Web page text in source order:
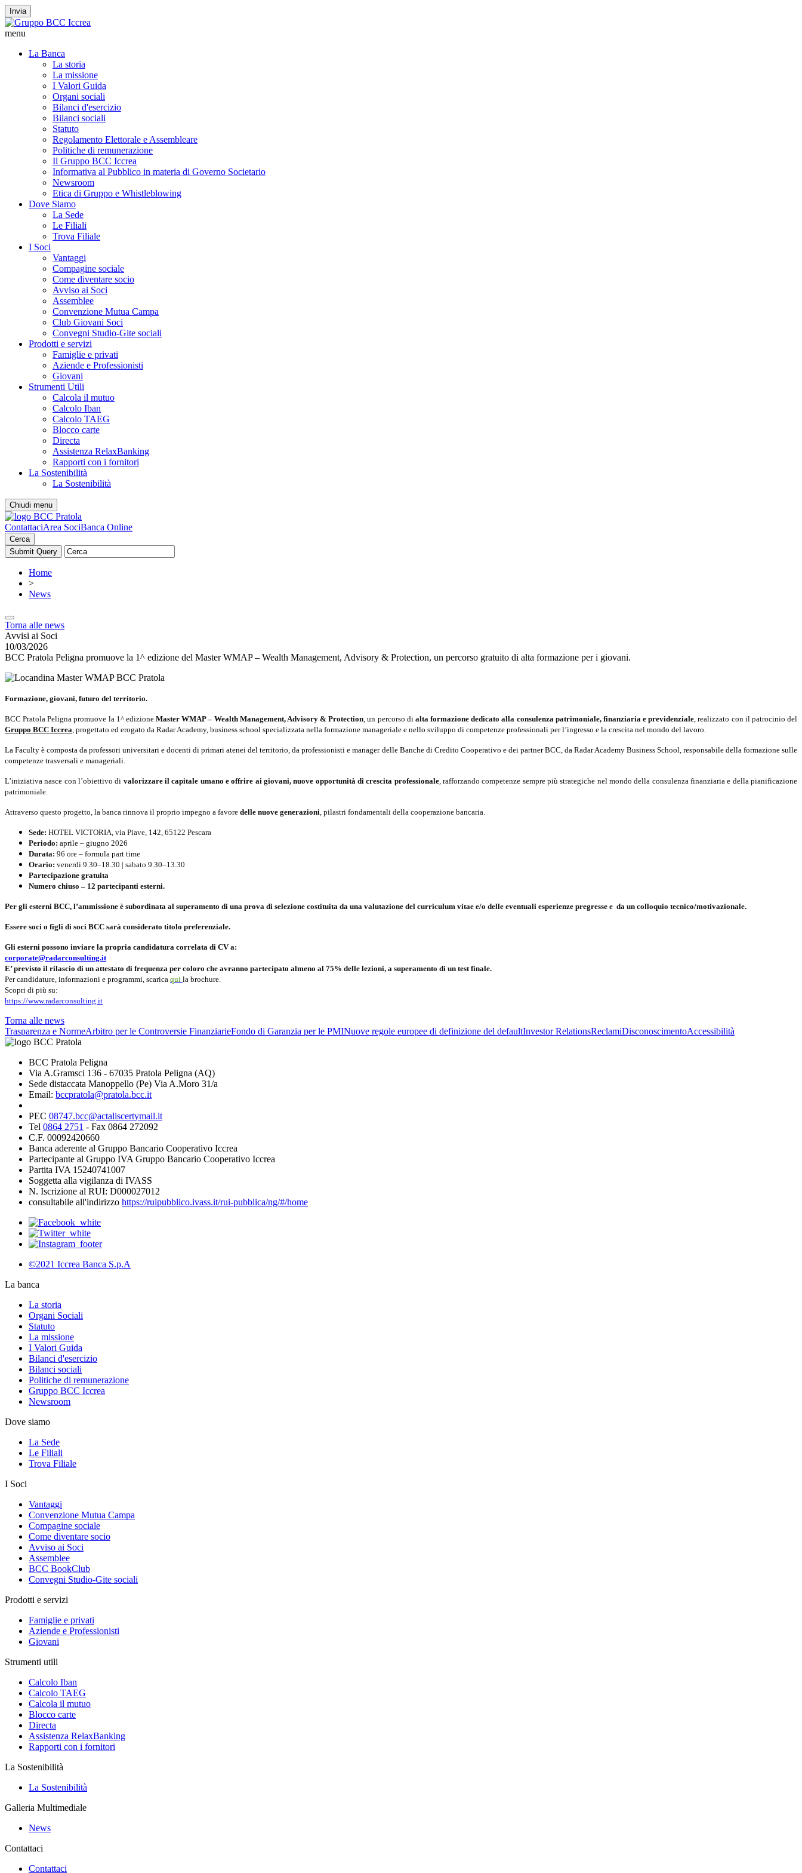
Invia
menu
La Banca
La storia
La missione
I Valori Guida
Organi sociali
Bilanci d'esercizio
Bilanci sociali
Statuto
Regolamento Elettorale e Assembleare
Politiche di remunerazione
Il Gruppo BCC Iccrea
Informativa al Pubblico in materia di Governo Societario
Newsroom
Etica di Gruppo e Whistleblowing
Dove Siamo
La Sede
Le Filiali
Trova Filiale
I Soci
Vantaggi
Compagine sociale
Come diventare socio
Avviso ai Soci
Assemblee
Convenzione Mutua Campa
Club Giovani Soci
Convegni Studio-Gite sociali
Prodotti e servizi
Famiglie e privati
Aziende e Professionisti
Giovani
Strumenti Utili
Calcola il mutuo
Calcolo Iban
Calcolo TAEG
Blocco carte
Directa
Assistenza RelaxBanking
Rapporti con i fornitori
La Sostenibilità
La Sostenibilità
Chiudi menu
ContattaciArea SociBanca Online
Cerca
Home
>
News
Torna alle news
Avvisi ai Soci
10/03/2026
BCC Pratola Peligna promuove la 1^ edizione del Master WMAP – Wealth Management, Advisory & Protection, un percorso gratuito di alta formazione per i giovani.
Formazione, giovani, futuro del territorio.
BCC Pratola Peligna promuove la 1^ edizioneMaster WMAP – Wealth Management, Advisory & Protection, un percorso di alta formazione dedicato alla consulenza patrimoniale, finanziaria e previdenziale, realizzato con il patrocinio del
Gruppo BCC Iccrea, progettato ed erogato da Radar Academy, business school specializzata nella formazione manageriale e nello sviluppo di competenze professionali per l’ingresso e la crescita nel mondo del lavoro.
La Faculty è composta da professori universitari e docenti di primari atenei del territorio, da professionisti e manager delle Banche di Credito Cooperativo e dei partner BCC, da Radar Academy Business School, responsabile della formazione sulle
competenze trasversali e manageriali.
L’iniziativa nasce con l’obiettivo di valorizzare il capitale umano e offrire ai giovani, nuove opportunità di crescita professionale, rafforzando competenze sempre più strategiche nel mondo della consulenza finanziaria e della pianificazione
patrimoniale.
Attraverso questo progetto, la banca rinnova il proprio impegno a favore delle nuove generazioni, pilastri fondamentali della cooperazione bancaria.
Sede: HOTEL VICTORIA, via Piave, 142, 65122 Pescara
Periodo: aprile – giugno 2026
Durata: 96 ore – formula part time
Orario: venerdì 9.30–18.30 | sabato 9.30–13.30
Partecipazione gratuita
Numero chiuso – 12 partecipanti esterni.
Per gli esterni BCC, l’ammissione è subordinata al superamento di una prova di selezione costituita da una valutazione del curriculum vitae e/o delle eventuali esperienze pregresse e da un colloquio tecnico/motivazionale.
Essere soci o figli di soci BCC sarà considerato titolo preferenziale.
Gli esterni possono inviare la propria candidatura correlata di CV a:
corporate@radarconsulting.it
E’ previsto il rilascio di un attestato di frequenza per coloro che avranno partecipato almeno al 75% delle lezioni, a superamento di un test finale.
Per candidature, informazioni e programmi, scarica qui la brochure.
Scopri di più su:
https://www.radarconsulting.it
Torna alle news
Trasparenza e NormeArbitro per le Controversie FinanziarieFondo di Garanzia per le PMINuove regole europee di definizione del defaultInvestor RelationsReclamiDisconoscimentoAccessibilità
BCC Pratola Peligna
Via A.Gramsci 136 - 67035 Pratola Peligna (AQ)
Sede distaccata Manoppello (Pe) Via A.Moro 31/a
Email: bccpratola@pratola.bcc.it
PEC 08747.bcc@actaliscertymail.it
Tel 0864 2751 - Fax 0864 272092
C.F. 00092420660
Banca aderente al Gruppo Bancario Cooperativo Iccrea
Partecipante al Gruppo IVA Gruppo Bancario Cooperativo Iccrea
Partita IVA 15240741007
Soggetta alla vigilanza di IVASS
N. Iscrizione al RUI: D000027012
consultabile all'indirizzo https://ruipubblico.ivass.it/rui-pubblica/ng/#/home
©2021 Iccrea Banca S.p.A
La banca
La storia
Organi Sociali
Statuto
La missione
I Valori Guida
Bilanci d'esercizio
Bilanci sociali
Politiche di remunerazione
Gruppo BCC Iccrea
Newsroom
Dove siamo
La Sede
Le Filiali
Trova Filiale
I Soci
Vantaggi
Convenzione Mutua Campa
Compagine sociale
Come diventare socio
Avviso ai Soci
Assemblee
BCC BookClub
Convegni Studio-Gite sociali
Prodotti e servizi
Famiglie e privati
Aziende e Professionisti
Giovani
Strumenti utili
Calcolo Iban
Calcolo TAEG
Calcola il mutuo
Blocco carte
Directa
Assistenza RelaxBanking
Rapporti con i fornitori
La Sostenibilità
La Sostenibilità
Galleria Multimediale
News
Contattaci
Contattaci